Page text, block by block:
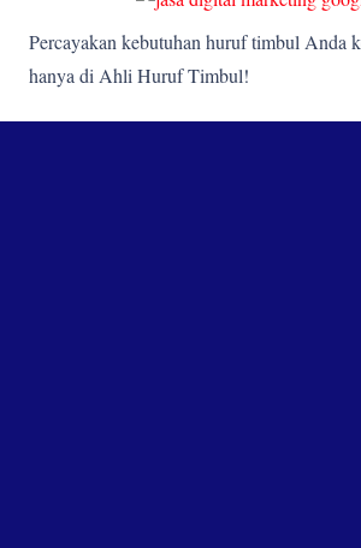
Percayakan kebutuhan huruf timbul Anda
hanya di Ahli Huruf Timbul!